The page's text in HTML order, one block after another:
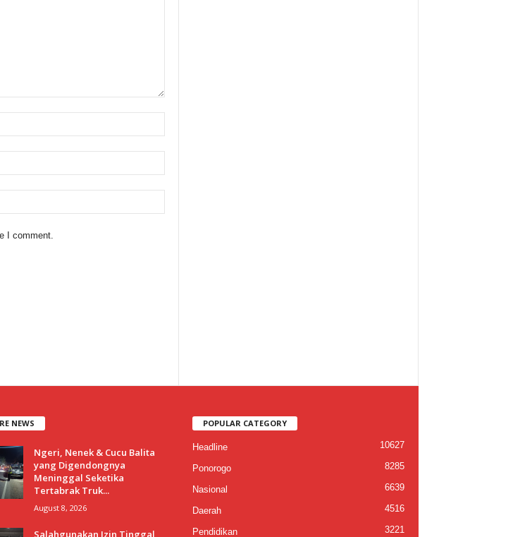
I comment.
NEWS
Ngeri, Nenek & Cucu Balita
yang Digendongnya
Meninggal Seketika
Tertabrak Truk...
August 8, 2026
Salahgunakan Izin Tinggal,
POPULAR CATEGORY
Headline 10627
Ponorogo 8285
Nasional 6639
Daerah 4516
Pendidikan 3221